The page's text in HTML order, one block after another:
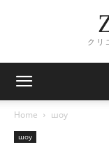
クリ
Home шоу
шоу